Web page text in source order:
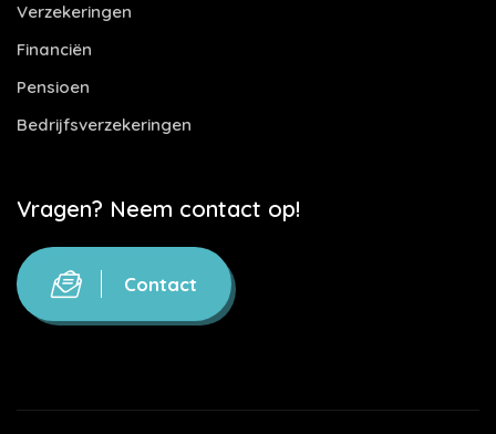
Verzekeringen
Financiën
Pensioen
Bedrijfsverzekeringen
Vragen? Neem contact op!
Contact